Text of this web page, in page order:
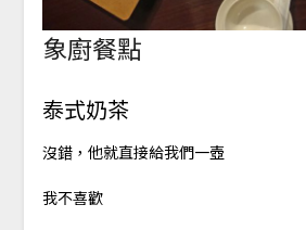
象廚餐點
泰式奶茶
沒錯，他就直接給我們一壺
我不喜歡